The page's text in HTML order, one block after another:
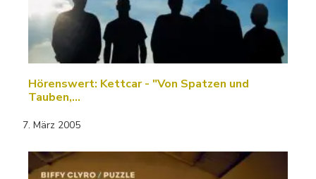
Hörenswert: Kettcar - "Von Spatzen und
Tauben,…
7. März 2005